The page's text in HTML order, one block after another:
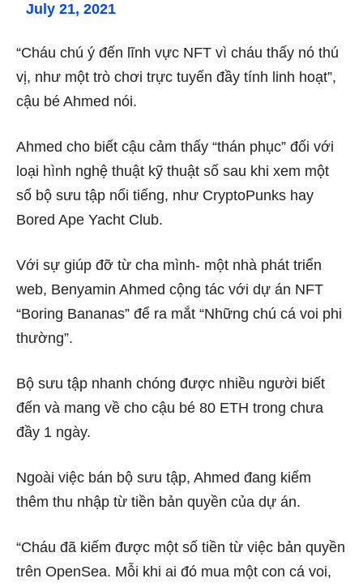
July 21, 2021
“Cháu chú ý đến lĩnh vực NFT vì cháu thấy nó thú
vị, như một trò chơi trực tuyến đầy tính linh hoạt”,
cậu bé Ahmed nói.
Ahmed cho biết cậu cảm thấy “thán phục” đối với
loại hình nghệ thuật kỹ thuật số sau khi xem một
số bộ sưu tập nổi tiếng, như CryptoPunks hay
Bored Ape Yacht Club.
Với sự giúp đỡ từ cha mình- một nhà phát triển
web, Benyamin Ahmed cộng tác với dự án NFT
“Boring Bananas” để ra mắt “Những chú cá voi phi
thường”.
Bộ sưu tập nhanh chóng được nhiều người biết
đến và mang về cho cậu bé 80 ETH trong chưa
đầy 1 ngày.
Ngoài việc bán bộ sưu tập, Ahmed đang kiếm
thêm thu nhập từ tiền bản quyền của dự án.
“Cháu đã kiếm được một số tiền từ việc bản quyền
trên OpenSea. Mỗi khi ai đó mua một con cá voi,